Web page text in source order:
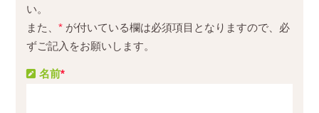
い。
また、* が付いている欄は必須項目となりますので、必
ずご記入をお願いします。
名前*